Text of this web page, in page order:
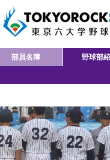
部員名簿 野球部